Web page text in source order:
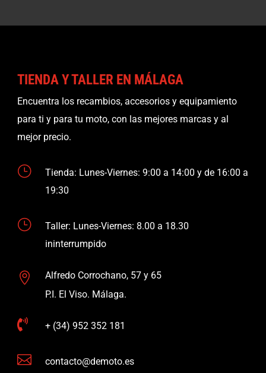
TIENDA Y TALLER EN MÁLAGA
Encuentra los recambios, accesorios y equipamiento
para ti y para tu moto, con las mejores marcas y al
mejor precio.
}
Tienda: Lunes-Viernes: 9:00 a 14:00 y de 16:00 a
19:30
}
Taller: Lunes-Viernes: 8.00 a 18.30
ininterrumpido

Alfredo Corrochano, 57 y 65
P.I. El Viso. Málaga.
 + (34) 952 352 181
 contacto@demoto.es